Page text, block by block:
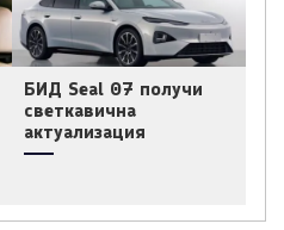
БИД Seal 07 получи
светкавична
актуализация